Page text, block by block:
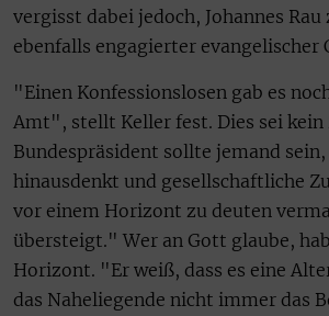
vergisst dabei jedoch, Johannes
ebenfalls engagierter evangelischer
"Einen Konfessionslosen gab es
Amt", stellt Keller fest. Dies sei
Bundespräsident sollte jemand
hinausdenkt und gesellschaftliche
vor einem Horizont zu deuten
übersteigt." Wer an Gott glaube,
Horizont. "Er weiß, dass es eine
das Naheliegende nicht immer das